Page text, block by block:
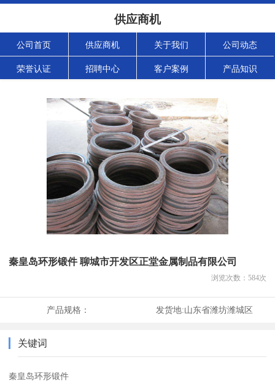
供应商机
公司首页 供应商机 关于我们 公司动态
荣誉认证 招聘中心 客户案例 产品知识
秦皇岛环形锻件 聊城市开发区正堂金属制品有限公司
浏览次数： 584次
产品规格： 发货地:山东省潍坊潍城区
关键词
秦皇岛环形锻件